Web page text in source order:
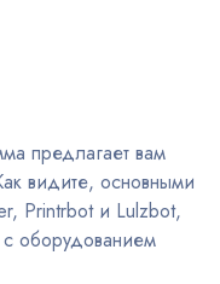
предлагает вам
видите, основными
Printrbot и Lulzbot,
оборудованием